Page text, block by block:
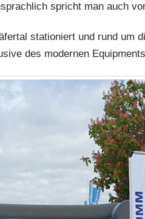
spricht man auch
stationiert und rund um
des modernen